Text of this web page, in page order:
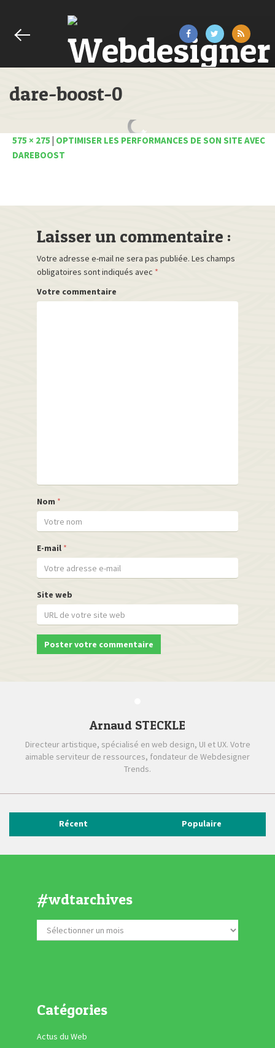
dare-boost-0
575 × 275 | OPTIMISER LES PERFORMANCES DE SON SITE AVEC
DAREBOOST
Laisser un commentaire :
Votre adresse e-mail ne sera pas publiée. Les champs
obligatoires sont indiqués avec *
Votre commentaire
Nom *
E-mail *
Site web
Arnaud STECKLE
Directeur artistique, spécialisé en web design, UI et UX. Votre
aimable serviteur de ressources, fondateur de Webdesigner
Trends.
Récent Populaire
#wdtarchives
Catégories
Actus du Web